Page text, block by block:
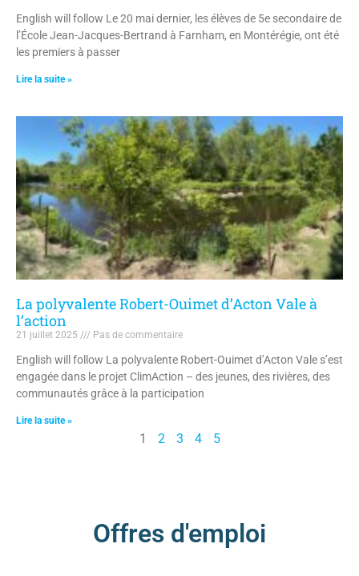
English will follow Le 20 mai dernier, les élèves de 5e secondaire de
l’École Jean-Jacques-Bertrand à Farnham, en Montérégie, ont été
les premiers à passer
Lire la suite »
La polyvalente Robert-Ouimet d’Acton Vale à
l’action
21 juillet 2025 Pas de commentaire
English will follow La polyvalente Robert-Ouimet d’Acton Vale s’est
engagée dans le projet ClimAction – des jeunes, des rivières, des
communautés grâce à la participation
Lire la suite »
1 2 3 4 5
Offres d'emploi